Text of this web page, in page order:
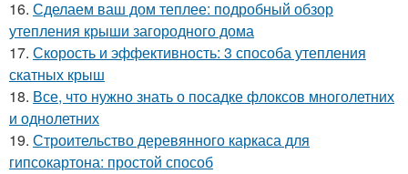
16. Сделаем ваш дом теплее: подробный обзор
утепления крыши загородного дома
17. Скорость и эффективность: 3 способа утепления
скатных крыш
18. Все, что нужно знать о посадке флоксов многолетних
и однолетних
19. Строительство деревянного каркаса для
гипсокартона: простой способ